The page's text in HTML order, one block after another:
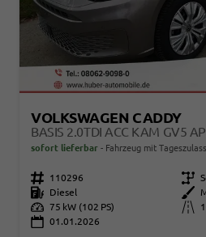
VOLKSWAGEN CADDY
BASIS 2.0TDI ACC KAM GV5
sofort lieferbar Fahrzeug mit
Fahrzeugnr. 110296 Getriebe
Kraftstoff
Diesel Außenfarbe
Leistung 75 kW (102 PS) Kilometerstand
01.01.2026